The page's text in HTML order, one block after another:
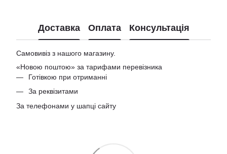
Доставка Оплата Консультація
Самовивіз з нашого магазину.
«Новою поштою» за тарифами перевізника
Готівкою при отриманні
За реквізитами
За телефонами у шапці сайту